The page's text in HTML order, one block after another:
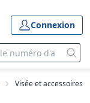
Connexion
Visée et accessoires